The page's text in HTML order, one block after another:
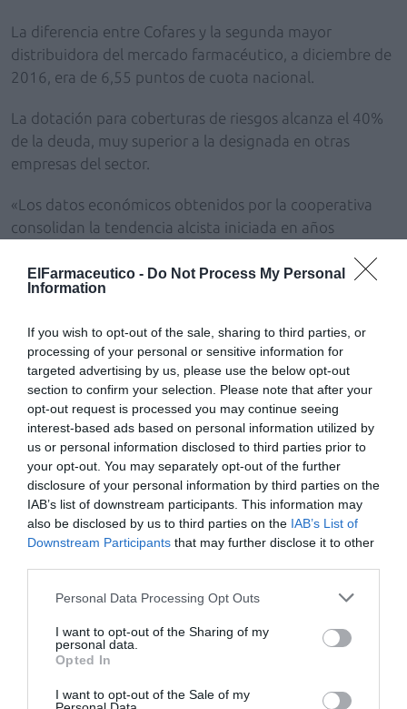
ElFarmaceutico - Do Not Process My Personal
Information
If you wish to opt-out of the sale, sharing to third parties, or
processing of your personal or sensitive information for
targeted advertising by us, please use the below opt-out
section to confirm your selection. Please note that after your
opt-out request is processed you may continue seeing
interest-based ads based on personal information utilized by
us or personal information disclosed to third parties prior to
your opt-out. You may separately opt-out of the further
disclosure of your personal information by third parties on the
IAB’s list of downstream participants. This information may
also be disclosed by us to third parties on the IAB’s List of
Downstream Participants that may further disclose it to other
Personal Data Processing Opt Outs
I want to opt-out of the Sharing of my
personal data.
Opted In
I want to opt-out of the Sale of my
La diferencia entre Cofares y la segunda mayor
distribuidora del mercado farmacéutico, a diciembre de
2016, era de 6,55 puntos de cuota nacional.
La dotación para coberturas de riesgos alcanza el 40%
de la deuda, muy superior a la designada en otras
empresas del sector.
«Los datos económicos obtenidos por la cooperativa
consolidan la tendencia alcista iniciada en años
marcado por las medidas de ahorro de la
Administración», afirma Eduardo Pastor, tesorero del
de gestión, y el apoyo y confianza de los socios y de
otros partners del Grupo ha permitido seguir con la
evolución positiva, incrementando, un ejercicio más, los
beneficios, que alcanzaron la cifra de 14,2 millones de
euros».
Igualmente, durante 2016 la cooperativa dotó 5,4
millones de euros como provisión por deterioro, aunque
es de resaltar que la tasa de morosidad ha sufrido un
notorio descenso, pasando de un 3,88% en 2015 a un
Los créditos a socios se incrementaron en 2016 un 17%,
al igual que crecieron las inversiones a Largo Plazo en
empresas del Grupo, en más de un 16,5%.